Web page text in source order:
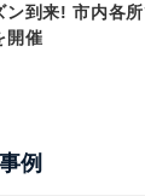
ン到来! 市内各
開催
例